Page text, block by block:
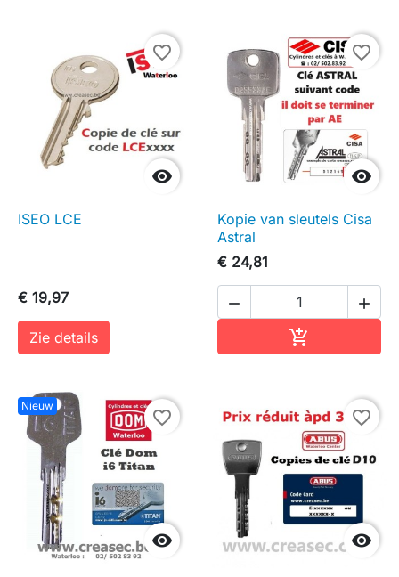

favorite_border
ISEO LCE
€ 19,97
Zie details

favorite_border
Kopie van sleutels Cisa
Astral
€ 24,81
 

Nieuw

favorite_border

favorite_border